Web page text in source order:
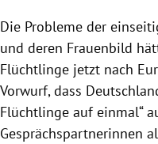
Die Probleme der
und deren Frauenbild
Flüchtlinge jetzt nach
Vorwurf, dass
Flüchtlinge auf einmal“
Gesprächspartnerinnen